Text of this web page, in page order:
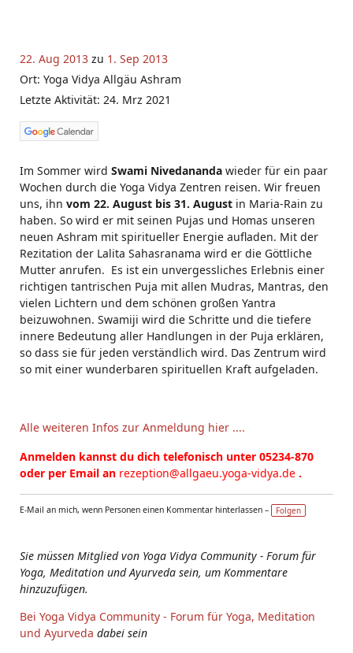
22. Aug 2013 zu 1. Sep 2013
Ort: Yoga Vidya Allgäu Ashram
Letzte Aktivität: 24. Mrz 2021
Im Sommer wird Swami Nivedananda wieder für ein paar
Wochen durch die Yoga Vidya Zentren reisen. Wir freuen
uns, ihn vom 22. August bis 31. August in Maria-Rain zu
haben. So wird er mit seinen Pujas und Homas unseren
neuen Ashram mit spiritueller Energie aufladen. Mit der
Rezitation der Lalita Sahasranama wird er die Göttliche
Mutter anrufen. Es ist ein unvergessliches Erlebnis einer
richtigen tantrischen Puja mit allen Mudras, Mantras, den
vielen Lichtern und dem schönen großen Yantra
beizuwohnen. Swamiji wird die Schritte und die tiefere
innere Bedeutung aller Handlungen in der Puja erklären,
so dass sie für jeden verständlich wird. Das Zentrum wird
so mit einer wunderbaren spirituellen Kraft aufgeladen.
Alle weiteren Infos zur Anmeldung hier ....
Anmelden kannst du dich telefonisch unter 05234-870
oder per Email an rezeption@allgaeu.yoga-vidya.de .
E-Mail an mich, wenn Personen einen Kommentar hinterlassen – Folgen
Sie müssen Mitglied von Yoga Vidya Community - Forum für
Yoga, Meditation und Ayurveda sein, um Kommentare
hinzuzufügen.
Bei Yoga Vidya Community - Forum für Yoga, Meditation
und Ayurveda dabei sein